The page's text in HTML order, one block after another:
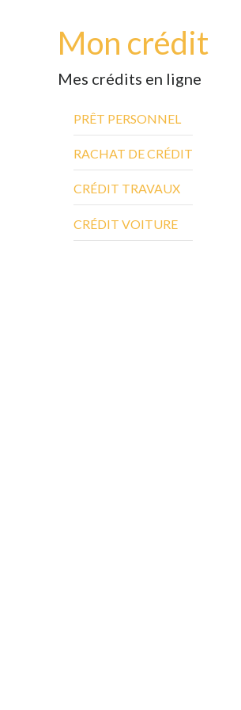
Mon crédit
Mes crédits en ligne
PRÊT PERSONNEL
RACHAT DE CRÉDIT
CRÉDIT TRAVAUX
CRÉDIT VOITURE